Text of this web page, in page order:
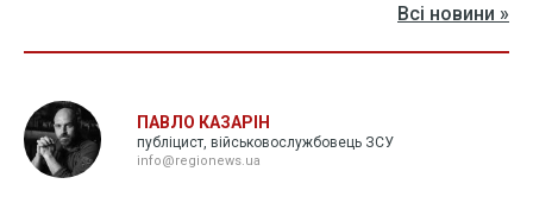
Всі новини »
ПАВЛО КАЗАРІН
публіцист, військовослужбовець ЗСУ
info@regionews.ua